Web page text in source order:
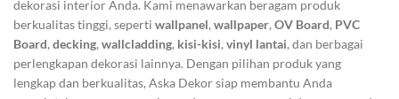
dekorasi interior Anda. Kami menawarkan beragam produk
berkualitas tinggi, seperti wallpanel, wallpaper, OV Board, PVC
Board, decking, wallcladding, kisi-kisi, vinyl lantai, dan berbagai
perlengkapan dekorasi lainnya. Dengan pilihan produk yang
lengkap dan berkualitas, Aska Dekor siap membantu Anda